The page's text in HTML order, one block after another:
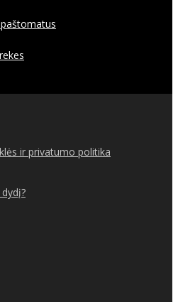
ir privatumo politika